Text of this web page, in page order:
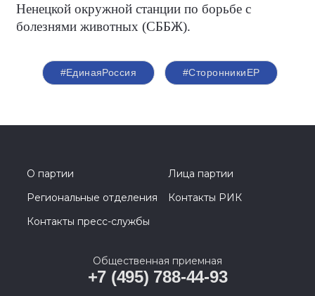
Ненецкой окружной станции по борьбе с
болезнями животных (СББЖ).
#ЕдинаяРоссия #СторонникиЕР
О партии
Лица партии
Региональные отделения
Контакты РИК
Контакты пресс-службы
Общественная приемная
+7 (495) 788-44-93